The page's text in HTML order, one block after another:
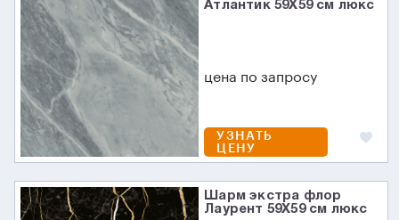
Атлантик 59X59 см люкс
цена по запросу
УЗНАТЬ
ЦЕНУ
Шарм экстра флор
Лаурент 59X59 см люкс